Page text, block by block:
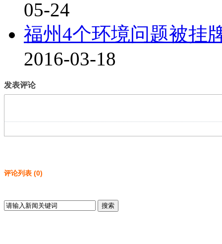
05-24
福州4个环境问题被挂
2016-03-18
发表评论
评论列表 (0)